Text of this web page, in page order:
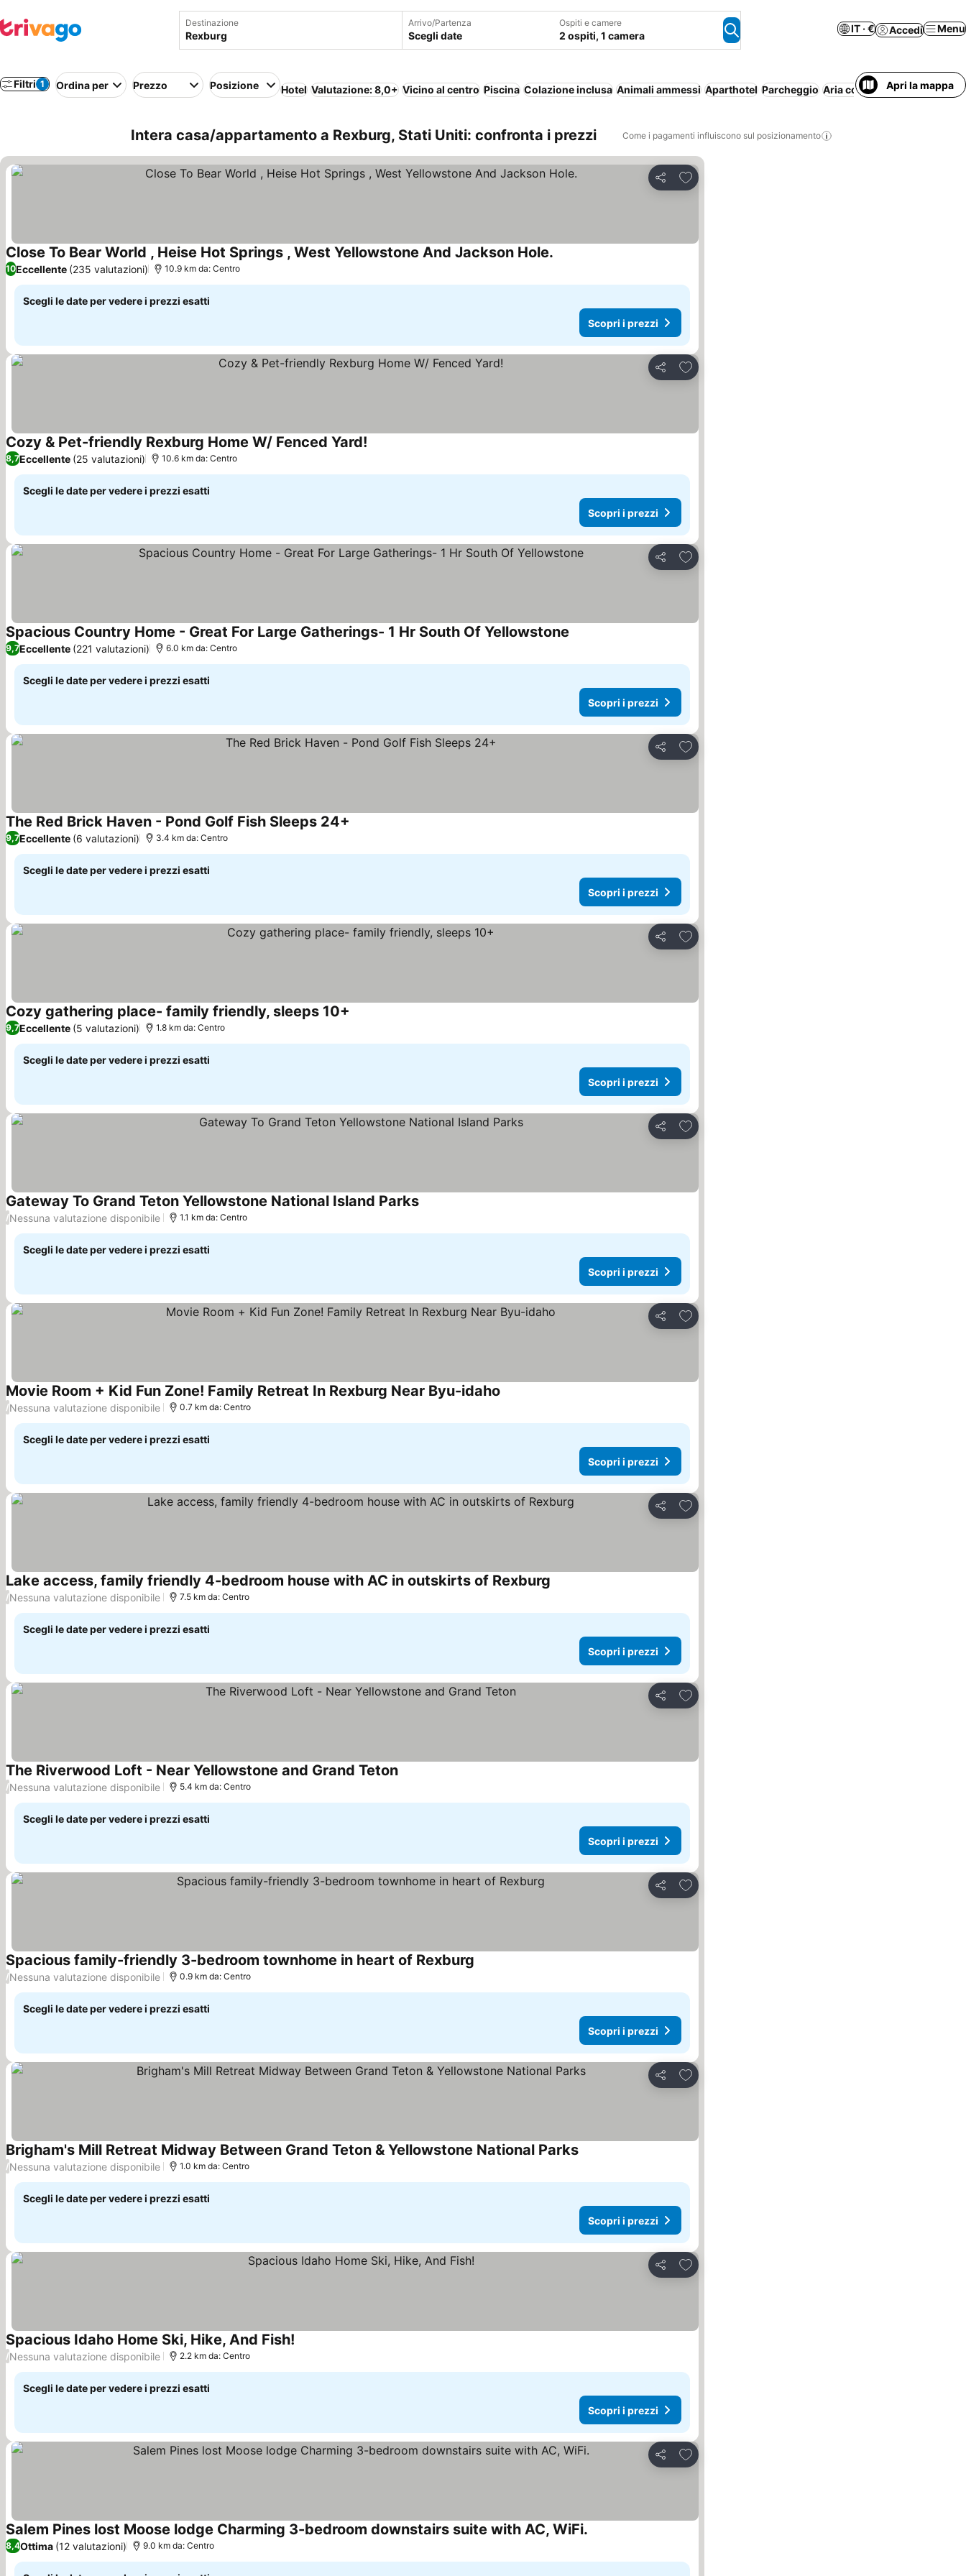
Destinazione Arrivo/Partenza
Scegli date
Ospiti e camere
2 ospiti, 1 camera
IT · € Accedi Menu
Filtri 1 Ordina per Prezzo Posizione Hotel Valutazione: 8,0+ Vicino al centro Piscina Colazione inclusa Animali ammessi Aparthotel Parcheggio Aria condizionata Vasca
Apri la mappa
Intera casa/appartamento a Rexburg, Stati Uniti: confronta i prezzi Come i pagamenti influiscono sul posizionamento
Condividi
Aggiungi ai preferiti
Close To Bear World , Heise Hot Springs , West Yellowstone And Jackson Hole.
10Eccellente (235 valutazioni) 10.9 km da: Centro
Scegli le date per vedere i prezzi esatti
Scopri i prezzi
Condividi
Aggiungi ai preferiti
Cozy & Pet-friendly Rexburg Home W/ Fenced Yard!
8,7Eccellente (25 valutazioni) 10.6 km da: Centro
Scegli le date per vedere i prezzi esatti
Scopri i prezzi
Condividi
Aggiungi ai preferiti
Spacious Country Home - Great For Large Gatherings- 1 Hr South Of Yellowstone
9,7Eccellente (221 valutazioni) 6.0 km da: Centro
Scegli le date per vedere i prezzi esatti
Scopri i prezzi
Condividi
Aggiungi ai preferiti
The Red Brick Haven - Pond Golf Fish Sleeps 24+
9,7Eccellente (6 valutazioni) 3.4 km da: Centro
Scegli le date per vedere i prezzi esatti
Scopri i prezzi
Condividi
Aggiungi ai preferiti
Cozy gathering place- family friendly, sleeps 10+
9,7Eccellente (5 valutazioni) 1.8 km da: Centro
Scegli le date per vedere i prezzi esatti
Scopri i prezzi
Condividi
Aggiungi ai preferiti
Gateway To Grand Teton Yellowstone National Island Parks
/Nessuna valutazione disponibile 1.1 km da: Centro
Scegli le date per vedere i prezzi esatti
Scopri i prezzi
Condividi
Aggiungi ai preferiti
Movie Room + Kid Fun Zone! Family Retreat In Rexburg Near Byu-idaho
/Nessuna valutazione disponibile 0.7 km da: Centro
Scegli le date per vedere i prezzi esatti
Scopri i prezzi
Condividi
Aggiungi ai preferiti
Lake access, family friendly 4-bedroom house with AC in outskirts of Rexburg
/Nessuna valutazione disponibile 7.5 km da: Centro
Scegli le date per vedere i prezzi esatti
Scopri i prezzi
Condividi
Aggiungi ai preferiti
The Riverwood Loft - Near Yellowstone and Grand Teton
/Nessuna valutazione disponibile 5.4 km da: Centro
Scegli le date per vedere i prezzi esatti
Scopri i prezzi
Condividi
Aggiungi ai preferiti
Spacious family-friendly 3-bedroom townhome in heart of Rexburg
/Nessuna valutazione disponibile 0.9 km da: Centro
Scegli le date per vedere i prezzi esatti
Scopri i prezzi
Condividi
Aggiungi ai preferiti
Brigham's Mill Retreat Midway Between Grand Teton & Yellowstone National Parks
/Nessuna valutazione disponibile 1.0 km da: Centro
Scegli le date per vedere i prezzi esatti
Scopri i prezzi
Condividi
Aggiungi ai preferiti
Spacious Idaho Home Ski, Hike, And Fish!
/Nessuna valutazione disponibile 2.2 km da: Centro
Scegli le date per vedere i prezzi esatti
Scopri i prezzi
Condividi
Aggiungi ai preferiti
Salem Pines lost Moose lodge Charming 3-bedroom downstairs suite with AC, WiFi.
8,4Ottima (12 valutazioni) 9.0 km da: Centro